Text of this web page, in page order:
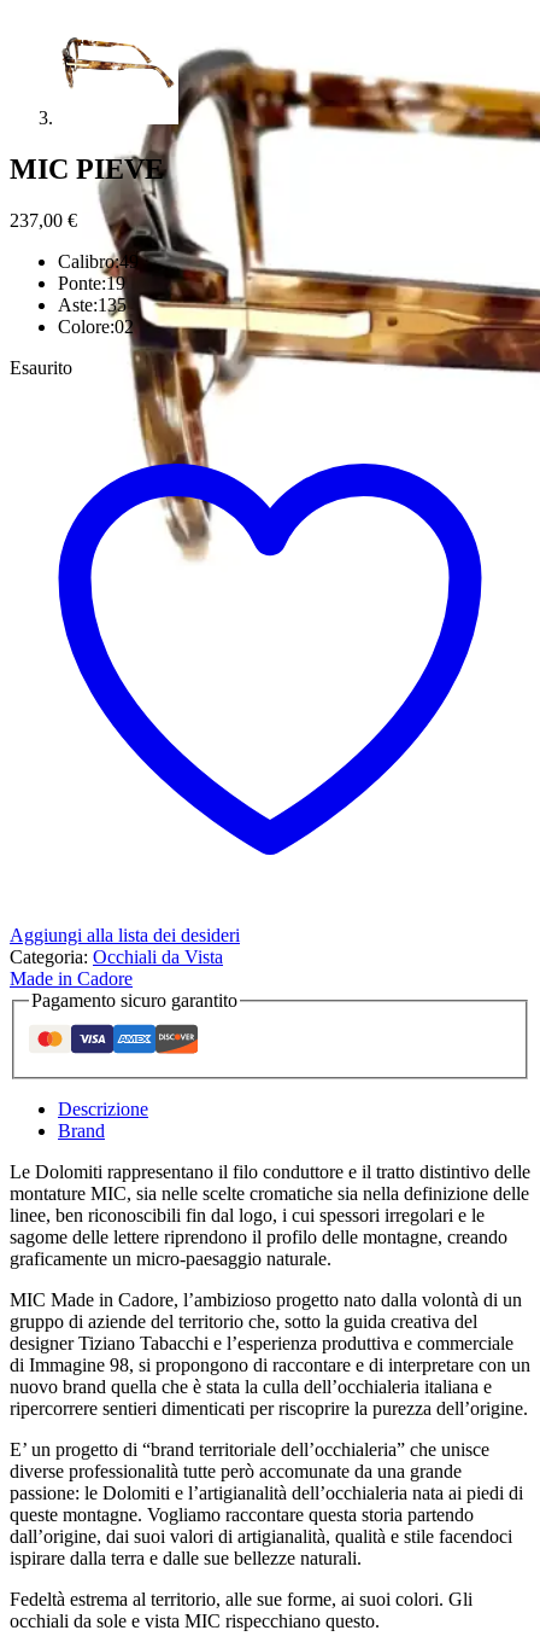
MIC PIEVE
237,00 €
Calibro:49
Ponte:19
Aste:135
Colore:02
Esaurito
Aggiungi alla lista dei desideri
Categoria: Occhiali da Vista
Made in Cadore
Pagamento sicuro garantito
Descrizione
Brand
Le Dolomiti rappresentano il filo conduttore e il tratto distintivo delle
montature MIC, sia nelle scelte cromatiche sia nella definizione delle
linee, ben riconoscibili fin dal logo, i cui spessori irregolari e le
sagome delle lettere riprendono il profilo delle montagne, creando
graficamente un micro-paesaggio naturale.
MIC Made in Cadore, l’ambizioso progetto nato dalla volontà di un
gruppo di aziende del territorio che, sotto la guida creativa del
designer Tiziano Tabacchi e l’esperienza produttiva e commerciale
di Immagine 98, si propongono di raccontare e di interpretare con un
nuovo brand quella che è stata la culla dell’occhialeria italiana e
ripercorrere sentieri dimenticati per riscoprire la purezza dell’origine.
E’ un progetto di “brand territoriale dell’occhialeria” che unisce
diverse professionalità tutte però accomunate da una grande
passione: le Dolomiti e l’artigianalità dell’occhialeria nata ai piedi di
queste montagne. Vogliamo raccontare questa storia partendo
dall’origine, dai suoi valori di artigianalità, qualità e stile facendoci
ispirare dalla terra e dalle sue bellezze naturali.
Fedeltà estrema al territorio, alle sue forme, ai suoi colori. Gli
occhiali da sole e vista MIC rispecchiano questo.